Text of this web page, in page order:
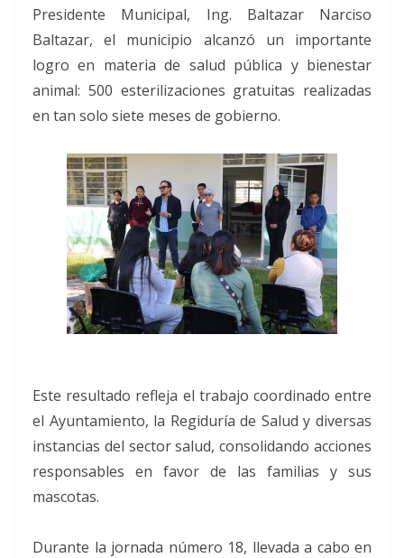
Presidente Municipal, Ing. Baltazar Narciso
Baltazar, el municipio alcanzó un importante
logro en materia de salud pública y bienestar
animal: 500 esterilizaciones gratuitas realizadas
en tan solo siete meses de gobierno.
Este resultado refleja el trabajo coordinado entre
el Ayuntamiento, la Regiduría de Salud y diversas
instancias del sector salud, consolidando acciones
responsables en favor de las familias y sus
mascotas.
Durante la jornada número 18, llevada a cabo en